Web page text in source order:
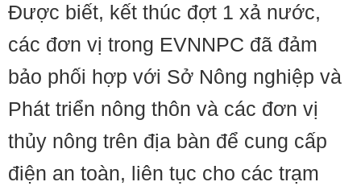
Được biết, kết thúc đợt 1 xả nước,
các đơn vị trong EVNNPC đã đảm
bảo phối hợp với Sở Nông nghiệp và
Phát triển nông thôn và các đơn vị
thủy nông trên địa bàn để cung cấp
điện an toàn, liên tục cho các trạm